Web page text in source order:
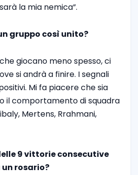
la mia nemica”.
gruppo così unito?
giocano meno spesso, ci
si andrà a finire. I segnali
Mi fa piacere che sia
il comportamento di squadra
Mertens, Rrahmani,
9 vittorie consecutive
rosario?